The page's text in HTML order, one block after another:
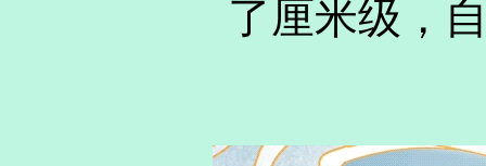
了厘米级，